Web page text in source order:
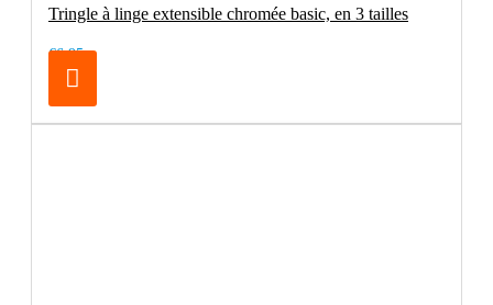
Tringle à linge extensible chromée basic, en 3 tailles
€6.95